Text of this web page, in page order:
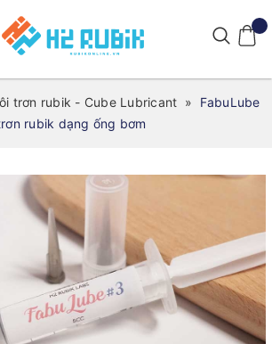
trơn rubik - Cube Lubricant »
FabuLube
rubik dạng ống bơm